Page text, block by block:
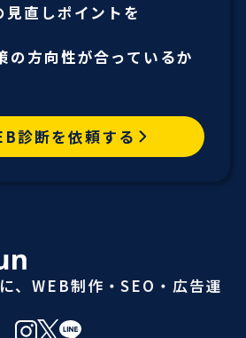
直しポイントを
の方向性が合っているか
診断を依頼する
、WEB制作・SEO・広告運